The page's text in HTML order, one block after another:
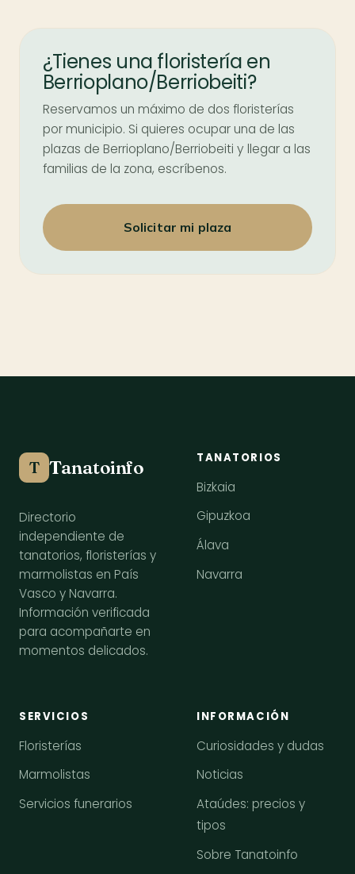
¿Tienes una floristería en
Berrioplano/Berriobeiti?
Reservamos un máximo de dos floristerías
por municipio. Si quieres ocupar una de las
plazas de Berrioplano/Berriobeiti y llegar a las
familias de la zona, escríbenos.
Solicitar mi plaza
T Tanatoinfo
Directorio
independiente de
tanatorios, floristerías y
marmolistas en País
Vasco y Navarra.
Información verificada
para acompañarte en
momentos delicados.
TANATORIOS
Bizkaia
Gipuzkoa
Álava
Navarra
SERVICIOS
Floristerías
Marmolistas
Servicios funerarios
INFORMACIÓN
Curiosidades y dudas
Noticias
Ataúdes: precios y
tipos
Sobre Tanatoinfo